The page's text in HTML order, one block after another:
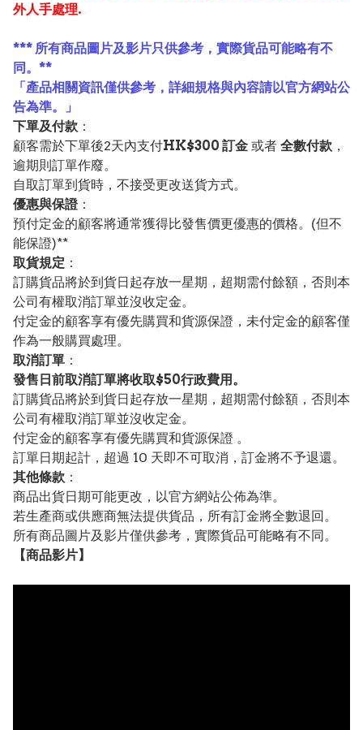
外人手處理.
*** 所有商品圖片及影片只供參考，實際貨品可能略有不
同。**
「產品相關資訊僅供參考，詳細規格與內容請以官方網站公
告為準。」
下單及付款 ：
顧客需於下單後2天內支付HK$300 訂金 或者 全數付款 ，
逾期則訂單作廢。
自取訂單到貨時，不接受更改送貨方式。
優惠與保證：
預付定金的顧客將通常獲得比發售價更優惠的價格。(但不
能保證)**
取貨規定 ：
訂購貨品將於到貨日起存放一星期，超期需付餘額，否則本
公司有權取消訂單並沒收定金。
付定金的顧客享有優先購買和貨源保證，未付定金的顧客僅
作為一般購買處理。
取消訂單 ：
發售日前取消訂單將收取$50行政費用。
訂購貨品將於到貨日起存放一星期，超期需付餘額，否則本
公司有權取消訂單並沒收定金。
付定金的顧客享有優先購買和貨源保證 。
訂單日期起計，超過 10 天即不可取消，訂金將不予退還。
其他條款 ：
商品出貨日期可能更改，以官方網站公佈為準。
若生產商或供應商無法提供貨品，所有訂金將全數退回。
所有商品圖片及影片僅供參考，實際貨品可能略有不同。
【商品影片】